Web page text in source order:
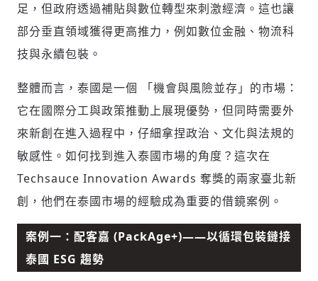
足，但政府透過補貼與數位轉型來刺激經濟。這也讓
部分垂直領域獲得更高推力，例如數位金融、物流科
技與永續包裝。
整體而言，泰國是一個 「機會與風險並存」的市場：
它在國際分工與政策推動上展現優勢，但同時需要外
來新創在進入過程中，仔細拿捏政治、文化與法規的
敏感性。如何找到進入泰國市場的角度？這次在
Techsauce Innovation Awards 奪獎的兩家臺北新
創，他們在泰國市場的經驗成為重要的借鏡案例。
案例一：配客嘉 (PackAge+)——以循環包裝鏈接
泰國 ESG 趨勢